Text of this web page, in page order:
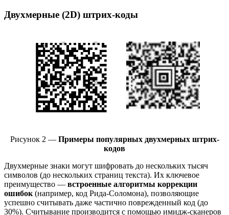
Двухмерные (2D) штрих-коды
Рисунок 2 — Примеры популярных двухмерных штрих-
кодов
Двухмерные знаки могут шифровать до нескольких тысяч
символов (до нескольких страниц текста). Их ключевое
преимущество — встроенные алгоритмы коррекции
ошибок (например, код Рида-Соломона), позволяющие
успешно считывать даже частично поврежденный код (до
30%). Считывание производится с помощью имидж-сканеров